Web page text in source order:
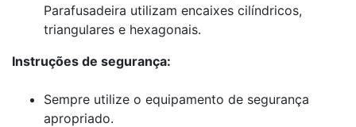
Parafusadeira utilizam encaixes cilíndricos,
triangulares e hexagonais.
Instruções de segurança:
Sempre utilize o equipamento de segurança
apropriado.